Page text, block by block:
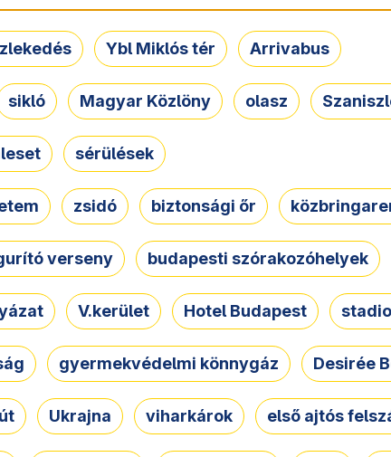
Ybl Miklós tér Arrivabus
sikló Magyar Közlöny olasz
sérülések
zsidó biztonsági őr
verseny budapesti szórakozóhelyek
V.kerület Hotel Budapest
gyermekvédelmi könnygáz Desirée
Ukrajna viharkárok első ajtós